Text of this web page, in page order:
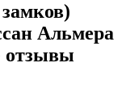
Альмера
отзывы